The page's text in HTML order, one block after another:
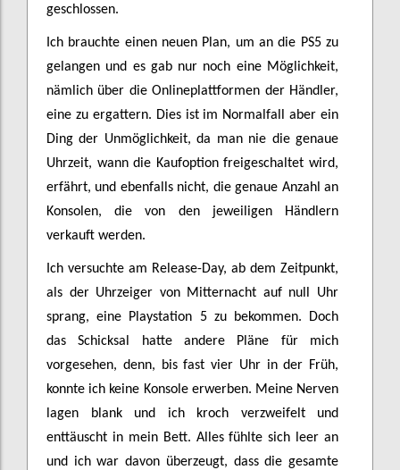
geschlossen.
Ich brauchte einen neuen Plan, um an die PS5 zu
gelangen und es gab nur noch eine Möglichkeit,
nämlich über die Onlineplattformen der Händler,
eine zu ergattern. Dies ist im Normalfall aber ein
Ding der Unmöglichkeit, da man nie die genaue
Uhrzeit, wann die Kaufoption freigeschaltet wird,
erfährt, und ebenfalls nicht, die genaue Anzahl an
Konsolen, die von den jeweiligen Händlern
verkauft werden.
Ich versuchte am Release-Day, ab dem Zeitpunkt,
als der Uhrzeiger von Mitternacht auf null Uhr
sprang, eine Playstation 5 zu bekommen. Doch
das Schicksal hatte andere Pläne für mich
vorgesehen, denn, bis fast vier Uhr in der Früh,
konnte ich keine Konsole erwerben. Meine Nerven
lagen blank und ich kroch verzweifelt und
enttäuscht in mein Bett. Alles fühlte sich leer an
und ich war davon überzeugt, dass die gesamte